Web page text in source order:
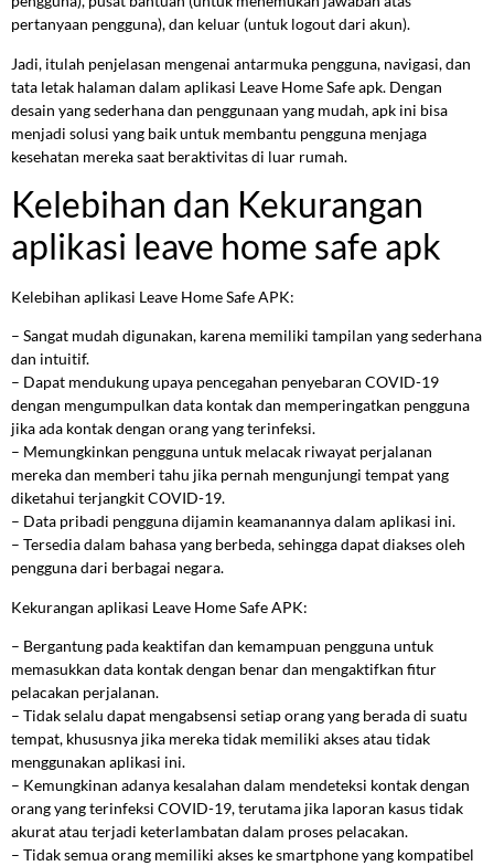
pertanyaan pengguna), dan keluar (untuk logout dari akun).
Jadi, itulah penjelasan mengenai antarmuka pengguna, navigasi, dan
tata letak halaman dalam aplikasi Leave Home Safe apk. Dengan
desain yang sederhana dan penggunaan yang mudah, apk ini bisa
menjadi solusi yang baik untuk membantu pengguna menjaga
kesehatan mereka saat beraktivitas di luar rumah.
Kelebihan dan Kekurangan
aplikasi leave home safe apk
Kelebihan aplikasi Leave Home Safe APK:
– Sangat mudah digunakan, karena memiliki tampilan yang sederhana
dan intuitif.
– Dapat mendukung upaya pencegahan penyebaran COVID-19
dengan mengumpulkan data kontak dan memperingatkan pengguna
jika ada kontak dengan orang yang terinfeksi.
– Memungkinkan pengguna untuk melacak riwayat perjalanan
mereka dan memberi tahu jika pernah mengunjungi tempat yang
diketahui terjangkit COVID-19.
– Data pribadi pengguna dijamin keamanannya dalam aplikasi ini.
– Tersedia dalam bahasa yang berbeda, sehingga dapat diakses oleh
pengguna dari berbagai negara.
Kekurangan aplikasi Leave Home Safe APK:
– Bergantung pada keaktifan dan kemampuan pengguna untuk
memasukkan data kontak dengan benar dan mengaktifkan fitur
pelacakan perjalanan.
– Tidak selalu dapat mengabsensi setiap orang yang berada di suatu
tempat, khususnya jika mereka tidak memiliki akses atau tidak
menggunakan aplikasi ini.
– Kemungkinan adanya kesalahan dalam mendeteksi kontak dengan
orang yang terinfeksi COVID-19, terutama jika laporan kasus tidak
akurat atau terjadi keterlambatan dalam proses pelacakan.
– Tidak semua orang memiliki akses ke smartphone yang kompatibel